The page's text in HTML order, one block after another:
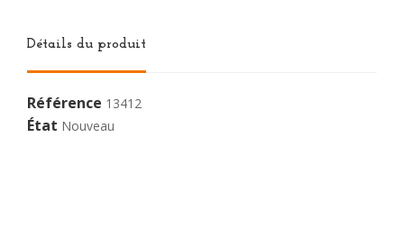
Détails du produit
Référence 13412
État Nouveau